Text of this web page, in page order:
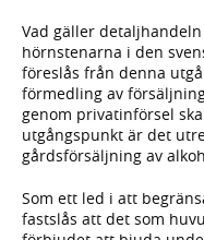
Vad gäller
hörnstenarna i den
föreslås från denna
förmedling av
genom privatinförsel
utgångspunkt är det
gårdsförsäljning av
Som ett led i att
fastslås att det som